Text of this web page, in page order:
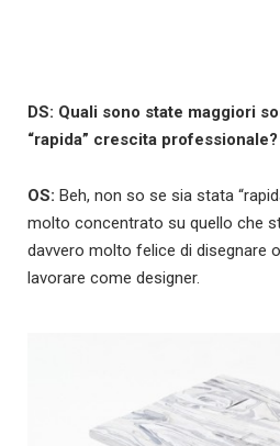
DS: Quali sono state maggiori
“rapida” crescita professionale?
OS: Beh, non so se sia stata
molto concentrato su quello che
davvero molto felice di disegnare
lavorare come designer.